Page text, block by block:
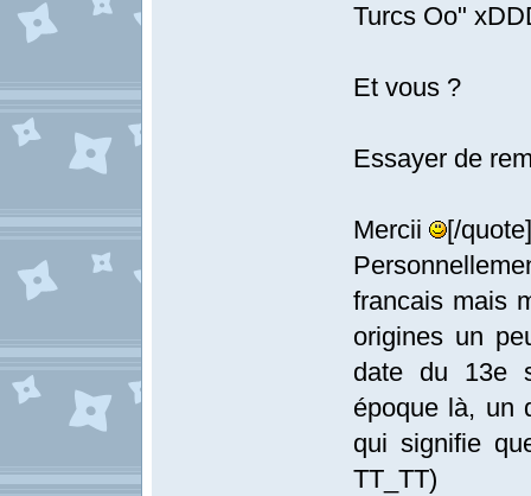
Turcs Oo"
Et vous ?
Essayer de
Mercii
[/quote]
francais mais
origines un
date du 13e
époque là, un
qui signifie
TT_TT)